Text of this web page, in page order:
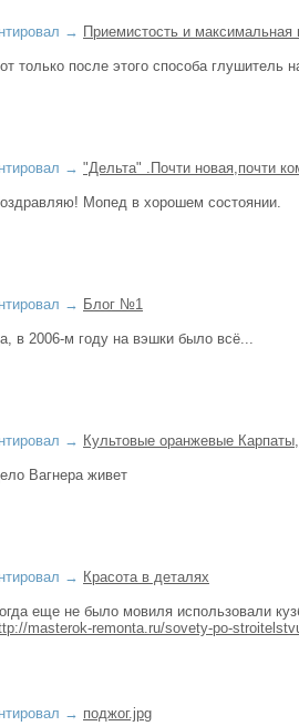
→ Приемистость и максимальная
только после этого способа глушитель
→ "Дельта" .Почти новая,почти
Мопед в хорошем состоянии.
→ Блог №1
в 2006-м году на вэшки было всё...
→ Культовые оранжевые
Вагнера живет
→ Красота в деталях
еще не было мовиля использовали
masterok-remonta.ru/sovety-po-
→ поджог.jpg